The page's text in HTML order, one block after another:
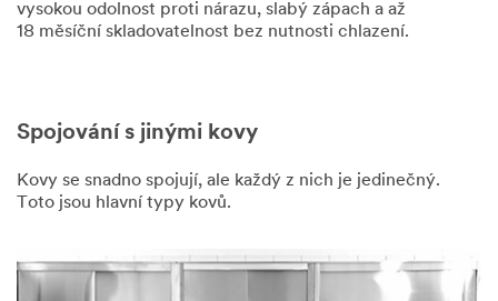
vysokou odolnost proti nárazu, slabý zápach a až
18 měsíční skladovatelnost bez nutnosti chlazení.
Spojování s jinými kovy
Kovy se snadno spojují, ale každý z nich je jedinečný.
Toto jsou hlavní typy kovů.